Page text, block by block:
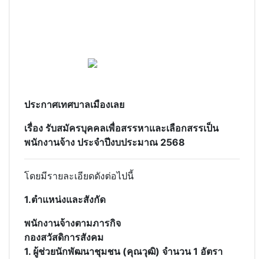
ประกาศเทศบาลเมืองเลย
เรื่อง รับสมัครบุคคลเพื่อสรรหาและเลือกสรรเป็น
พนักงานจ้าง ประจำปีงบประมาณ 2568
โดยมีรายละเอียดดังต่อไปนี้
1.ตำแหน่งและสังกัด
พนักงานจ้างตามภารกิจ
กองสวัสดิการสังคม
1. ผู้ช่วยนักพัฒนาชุมชน (คุณวุฒิ) จำนวน 1 อัตรา